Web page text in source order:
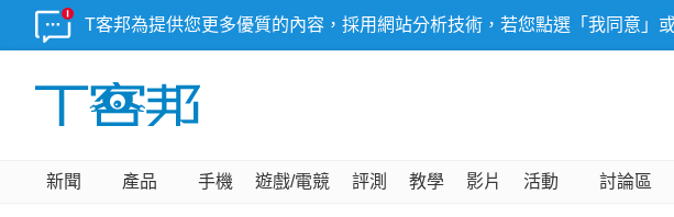
T客邦為提供您更多優質的內容，採用網站分析技術，若您點選「我同意」
新聞 產品 手機 遊戲/電競 評測 教學 影片 活動 討論區